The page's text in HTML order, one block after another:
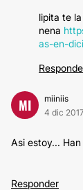
lipita te
nena
as-en-
MI
miiniis
4 dic 2017
Asi estoy...
Responder